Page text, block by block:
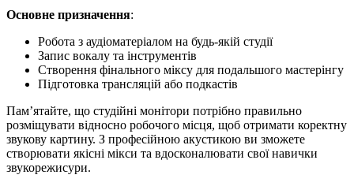
Основне призначення:
Робота з аудіоматеріалом на будь-якій студії
Запис вокалу та інструментів
Створення фінального міксу для подальшого мастерінгу
Підготовка трансляцій або подкастів
Пам’ятайте, що студійні монітори потрібно правильно
розміщувати відносно робочого місця, щоб отримати коректну
звукову картину. З професійною акустикою ви зможете
створювати якісні мікси та вдосконалювати свої навички
звукорежисури.